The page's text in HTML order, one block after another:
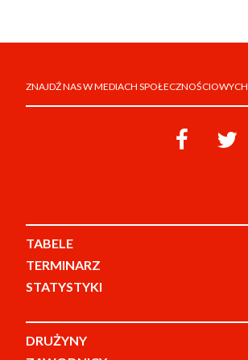
ZNAJDŹ NAS W MEDIACH SPOŁECZNOŚCIOWYCH
TABELE
TERMINARZ
STATYSTYKI
DRUŻYNY